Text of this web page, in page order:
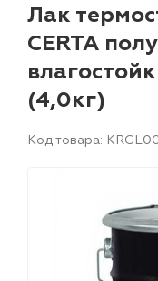
и дачи
бетону,
Лак
CERTA
(4,0кг)
Код товара: